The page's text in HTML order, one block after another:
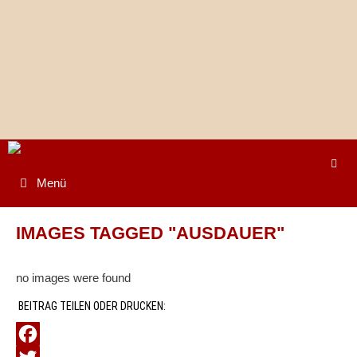
Menü
IMAGES TAGGED "AUSDAUER"
no images were found
BEITRAG TEILEN ODER DRUCKEN: